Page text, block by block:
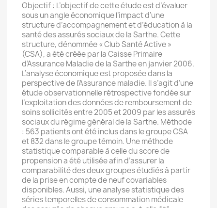
Objectif : L’objectif de cette étude est d’évaluer
sous un angle économique l’impact d’une
structure d’accompagnement et d’éducation à la
santé des assurés sociaux de la Sarthe. Cette
structure, dénommée « Club Santé Active »
(CSA), a été créée par la Caisse Primaire
d’Assurance Maladie de la Sarthe en janvier 2006.
L’analyse économique est proposée dans la
perspective de l’Assurance maladie. Il s’agit d’une
étude observationnelle rétrospective fondée sur
l’exploitation des données de remboursement de
soins sollicités entre 2005 et 2009 par les assurés
sociaux du régime général de la Sarthe. Méthode
: 563 patients ont été inclus dans le groupe CSA
et 832 dans le groupe témoin. Une méthode
statistique comparable à celle du score de
propension a été utilisée afin d’assurer la
comparabilité des deux groupes étudiés à partir
de la prise en compte de neuf covariables
disponibles. Aussi, une analyse statistique des
séries temporelles de consommation médicale